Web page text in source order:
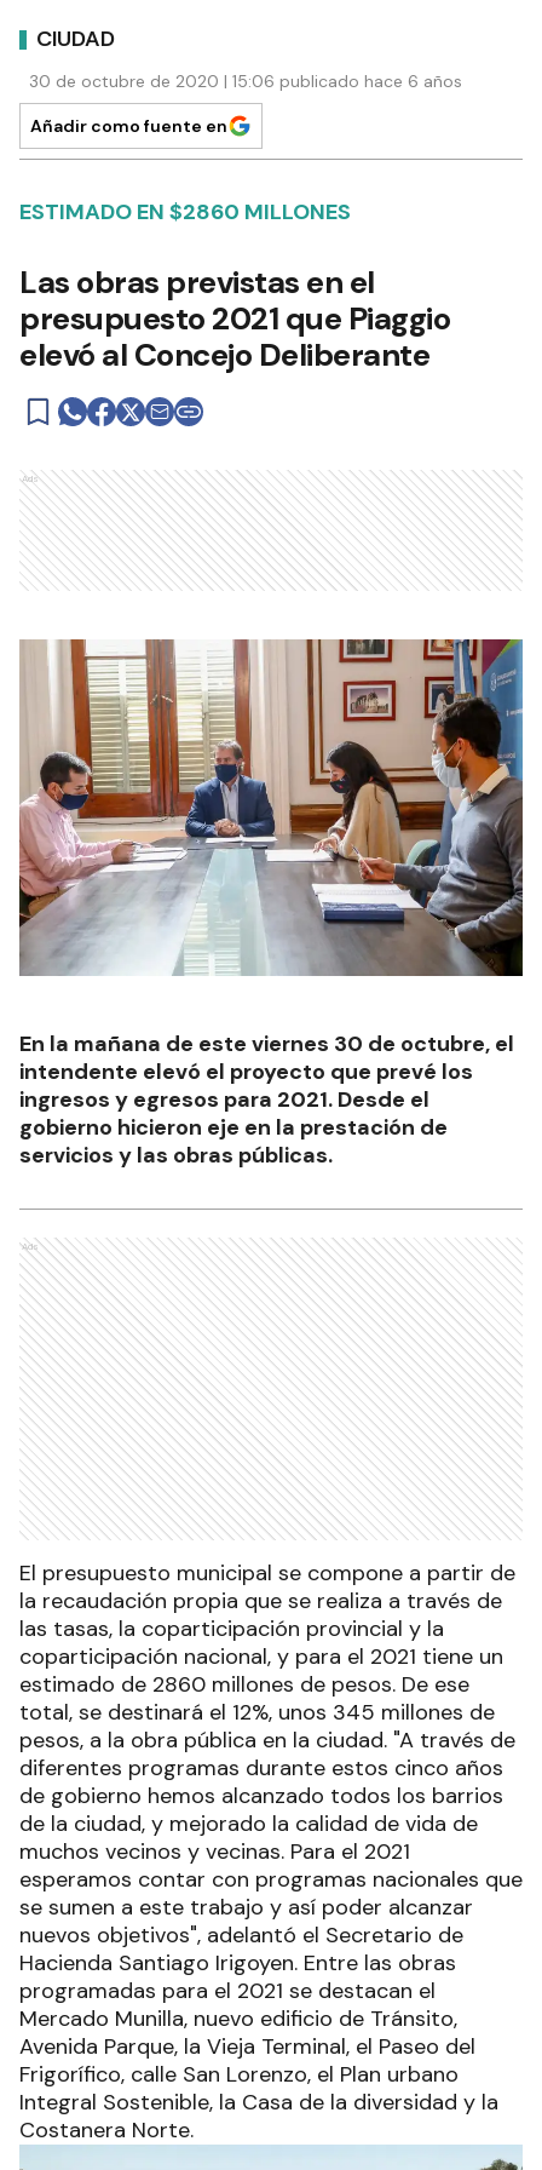
CIUDAD
30 de octubre de 2020 | 15:06 publicado hace 6 años
Añadir como fuente en
ESTIMADO EN $2860 MILLONES
Las obras previstas en el
presupuesto 2021 que Piaggio
elevó al Concejo Deliberante
Ads
En la mañana de este viernes 30 de octubre, el
intendente elevó el proyecto que prevé los
ingresos y egresos para 2021. Desde el
gobierno hicieron eje en la prestación de
servicios y las obras públicas.
Ads
El presupuesto municipal se compone a partir de
la recaudación propia que se realiza a través de
las tasas, la coparticipación provincial y la
coparticipación nacional, y para el 2021 tiene un
estimado de 2860 millones de pesos. De ese
total, se destinará el 12%, unos 345 millones de
pesos, a la obra pública en la ciudad. "A través de
diferentes programas durante estos cinco años
de gobierno hemos alcanzado todos los barrios
de la ciudad, y mejorado la calidad de vida de
muchos vecinos y vecinas. Para el 2021
esperamos contar con programas nacionales que
se sumen a este trabajo y así poder alcanzar
nuevos objetivos", adelantó el Secretario de
Hacienda Santiago Irigoyen. Entre las obras
programadas para el 2021 se destacan el
Mercado Munilla, nuevo edificio de Tránsito,
Avenida Parque, la Vieja Terminal, el Paseo del
Frigorífico, calle San Lorenzo, el Plan urbano
Integral Sostenible, la Casa de la diversidad y la
Costanera Norte.